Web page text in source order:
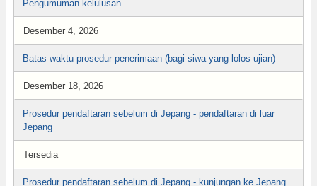
Pengumuman kelulusan
Desember 4, 2026
Batas waktu prosedur penerimaan (bagi siwa yang lolos ujian)
Desember 18, 2026
Prosedur pendaftaran sebelum di Jepang - pendaftaran di luar
Jepang
Tersedia
Prosedur pendaftaran sebelum di Jepang - kunjungan ke Jepang